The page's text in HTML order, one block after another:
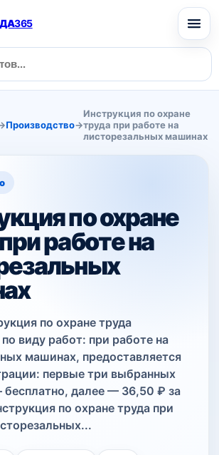
365
Производство→
Инструкция по охране
труда при работе на
листорезальных машинах
по охране
работе на
по охране труда
виду работ: при работе на
машинах, предоставляется
первые три выбранных
далее — 36,50 ₽ за
по охране труда при